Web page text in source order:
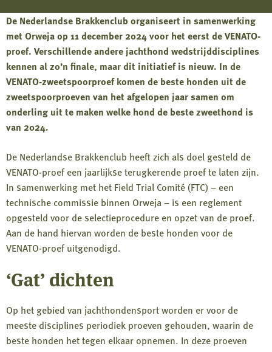
De Nederlandse Brakkenclub organiseert in samenwerking
met Orweja op 11 december 2024 voor het eerst de VENATO-
proef. Verschillende andere jachthond wedstrijddisciplines
kennen al zo’n finale, maar dit initiatief is nieuw. In de
VENATO-zweetspoorproef komen de beste honden uit de
zweetspoorproeven van het afgelopen jaar samen om
onderling uit te maken welke hond de beste zweethond is
van 2024.
De Nederlandse Brakkenclub heeft zich als doel gesteld de
VENATO-proef een jaarlijkse terugkerende proef te laten zijn.
In samenwerking met het Field Trial Comité (FTC) – een
technische commissie binnen Orweja – is een reglement
opgesteld voor de selectieprocedure en opzet van de proef.
Aan de hand hiervan worden de beste honden voor de
VENATO-proef uitgenodigd.
‘Gat’ dichten
Op het gebied van jachthondensport worden er voor de
meeste disciplines periodiek proeven gehouden, waarin de
beste honden het tegen elkaar opnemen. In deze proeven